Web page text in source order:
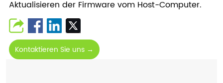
Aktualisieren der Firmware vom Host-Computer.
Kontaktieren Sie uns →